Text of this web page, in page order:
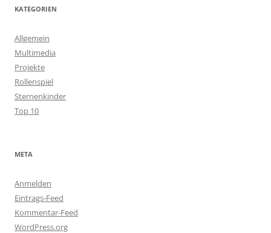
KATEGORIEN
Allgemein
Multimedia
Projekte
Rollenspiel
Sternenkinder
Top 10
META
Anmelden
Eintrags-Feed
Kommentar-Feed
WordPress.org